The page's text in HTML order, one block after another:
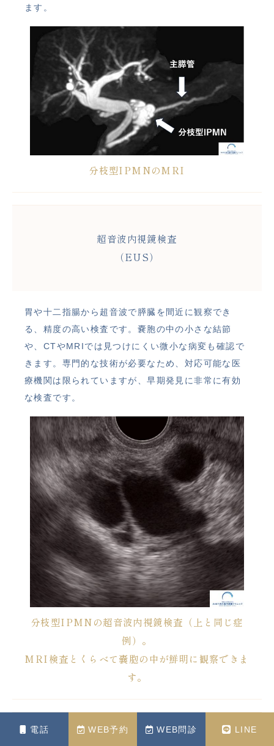
電話 WEB予約 WEB問診 LINE
ます。
分枝型IPMNのMRI
超音波内視鏡検査
（EUS）
胃や十二指腸から超音波で膵臓を間近に観察でき
る、精度の高い検査です。嚢胞の中の小さな結節
や、CTやMRIでは見つけにくい微小な病変も確認で
きます。専門的な技術が必要なため、対応可能な医
療機関は限られていますが、早期発見に非常に有効
な検査です。
分枝型IPMNの超音波内視鏡検査（上と同じ症
例）。
MRI検査とくらべて嚢胞の中が鮮明に観察できま
す。